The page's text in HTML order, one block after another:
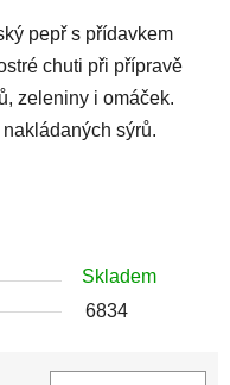
pepř s přídavkem
chuti při přípravě
zeleniny i omáček.
sýrů.
Skladem
6834